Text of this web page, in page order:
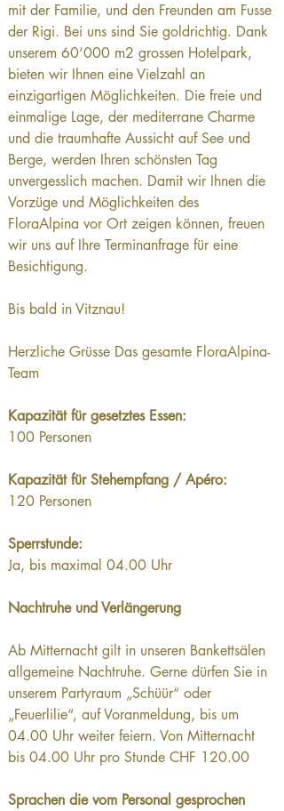
mit der Familie, und den Freunden am Fusse
der Rigi. Bei uns sind Sie goldrichtig. Dank
unserem 60‘000 m2 grossen Hotelpark,
bieten wir Ihnen eine Vielzahl an
einzigartigen Möglichkeiten. Die freie und
einmalige Lage, der mediterrane Charme
und die traumhafte Aussicht auf See und
Berge, werden Ihren schönsten Tag
unvergesslich machen. Damit wir Ihnen die
Vorzüge und Möglichkeiten des
FloraAlpina vor Ort zeigen können, freuen
wir uns auf Ihre Terminanfrage für eine
Besichtigung.
Bis bald in Vitznau!
Herzliche Grüsse Das gesamte FloraAlpina-
Team
Kapazität für gesetztes Essen:
100 Personen
Kapazität für Stehempfang / Apéro:
120 Personen
Sperrstunde:
Ja, bis maximal 04.00 Uhr
Nachtruhe und Verlängerung
Ab Mitternacht gilt in unseren Bankettsälen
allgemeine Nachtruhe. Gerne dürfen Sie in
unserem Partyraum „Schüür“ oder
„Feuerlilie“, auf Voranmeldung, bis um
04.00 Uhr weiter feiern. Von Mitternacht
bis 04.00 Uhr pro Stunde CHF 120.00
Sprachen die vom Personal gesprochen